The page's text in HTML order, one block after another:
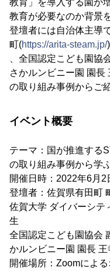
教育が必要なのか背景
登壇者には自治体主導
町(https://arita-steam.jp/
、全国認定こども園協
さかルンビニー園 園長
の取り組み事例からご
イベント概要
テーマ：国が推進する
の取り組み事例から学
開催日時：2022年6月2
登壇者：佐賀県有田町
佐賀大学 ダイバーシテ
生
全国認定こども園協会
かルンビニー園 園長 王
開催場所：Zoomによ